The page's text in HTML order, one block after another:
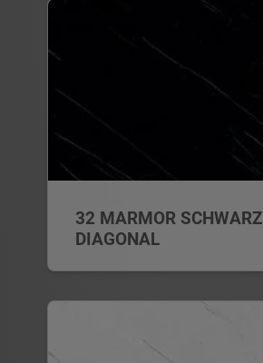
32 MARMOR SCHWARZ
DIAGONAL